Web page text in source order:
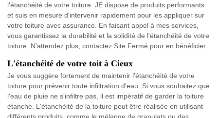
l'étanchéité de votre toiture. JE dispose de produits performants
et suis en mesure d'intervenir rapidement pour les appliquer sur
votre toiture avec assurance. En faisant appel à mes services,
vous garantissez la durabilité et la solidité de l'étanchéité de votre
toiture. N'attendez plus, contactez Site Fermé pour en bénéficier.
L'étanchéité de votre toit à Cieux
Je vous suggère fortement de maintenir l'étanchéité de votre
toiture pour prévenir toute infiltration d'eau. Si vous souhaitez que
l'eau de pluie ne s'infiltre pas, il est impératif de garder la toiture
étanche. L'étanchéité de la toiture peut être réalisée en utilisant